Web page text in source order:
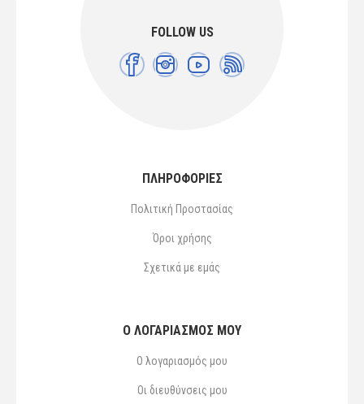
FOLLOW US
ΠΛΗΡΟΦΟΡΙΕΣ
Πολιτική Προστασίας
Όροι χρήσης
Σχετικά με εμάς
Ο ΛΟΓΑΡΙΑΣΜΌΣ ΜΟΥ
Ο λογαριασμός μου
Οι διευθύνσεις μου